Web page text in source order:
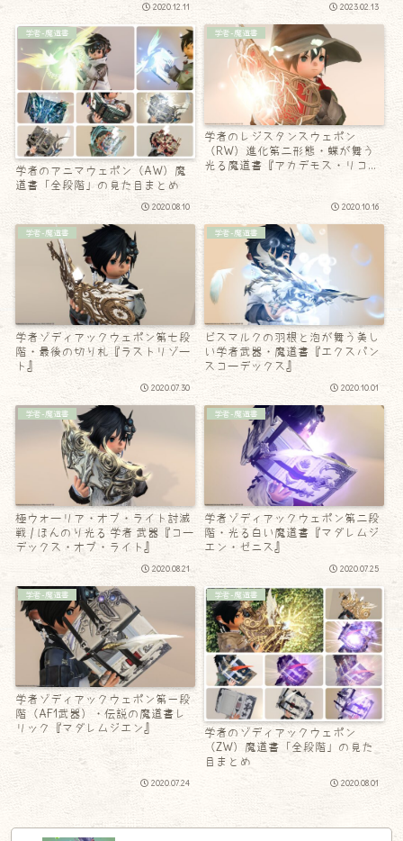
2020.12.11 2023.02.13
学者-魔道書
学者のアニマウェポン（AW）魔
道書「全段階」の見た目まとめ
2020.08.10
学者-魔道書
学者のレジスタンスウェポン
（RW）進化第二形態・蝶が舞う
光る魔道書『アカデモス・リコレ
2020.10.16
学者-魔道書
学者ゾディアックウェポン第七段
階・最後の切り札『ラストリゾー
ト』
2020.07.30
学者-魔道書
ビスマルクの羽根と泡が舞う美し
い学者武器・魔道書『エクスパン
スコーデックス』
2020.10.01
学者-魔道書
極ウォーリア・オブ・ライト討滅
戦 / ほんのり光る 学者 武器『コー
デックス・オブ・ライト』
2020.08.21
学者-魔道書
学者ゾディアックウェポン第二段
階・光る白い魔道書『マダレムジ
エン・ゼニス』
2020.07.25
学者-魔道書
学者ゾディアックウェポン第一段
階（AF1武器）・伝説の魔道書レ
リック『マダレムジエン』
2020.07.24
学者-魔道書
学者のゾディアックウェポン
（ZW）魔道書「全段階」の見た
目まとめ
2020.08.01